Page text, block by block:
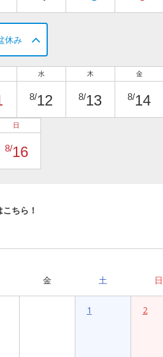
休み
水
8/12
木
8/13
金
8/14
日
8/16
ちら！
金 土 日
1 2